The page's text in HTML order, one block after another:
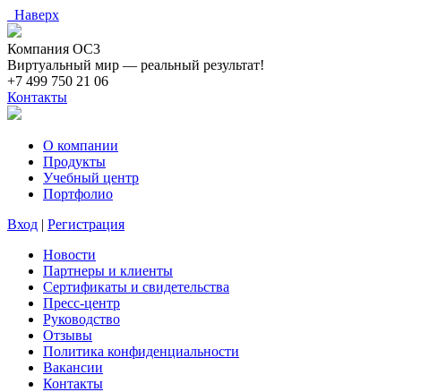
Наверх
Компания ОС3
Виртуальный мир — реальный результат!
+7 499 750 21 06
Контакты
О компании
Продукты
Учебный центр
Портфолио
Вход | Регистрация
Новости
Партнеры и клиенты
Сертификаты и свидетельства
Пресс-центр
Руководство
Отзывы
Политика конфиденциальности
Вакансии
Контакты